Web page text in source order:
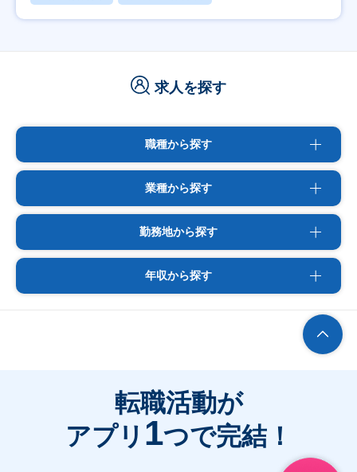
求人を探す
職種から探す
業種から探す
勤務地から探す
年収から探す
転職活動が
アプリ 1つで完結！